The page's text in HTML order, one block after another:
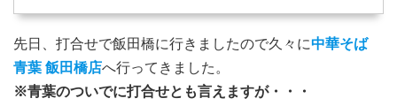
先日、打合せで飯田橋に行きましたので久々に中華そば
青葉 飯田橋店へ行ってきました。
※青葉のついでに打合せとも言えますが・・・